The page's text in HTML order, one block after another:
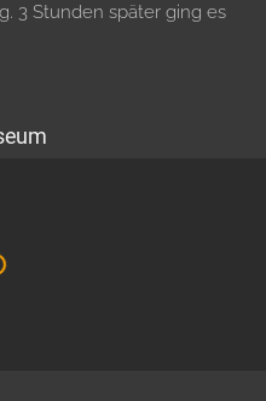
3 Stunden später ging es